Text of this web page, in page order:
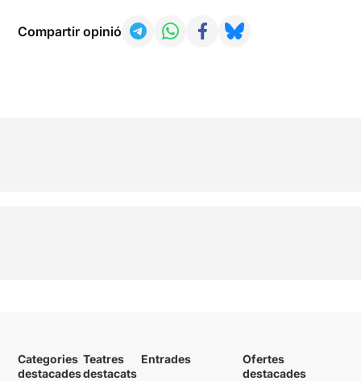
Compartir opinió
Categories
destacades
Teatres
destacats
Entrades
Ofertes
destacades